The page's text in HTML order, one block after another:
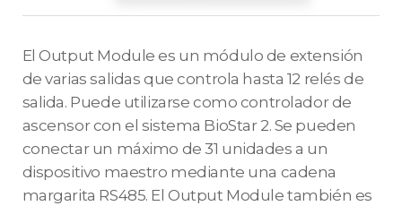
El Output Module es un módulo de extensión
de varias salidas que controla hasta 12 relés de
salida. Puede utilizarse como controlador de
ascensor con el sistema BioStar 2. Se pueden
conectar un máximo de 31 unidades a un
dispositivo maestro mediante una cadena
margarita RS485. El Output Module también es